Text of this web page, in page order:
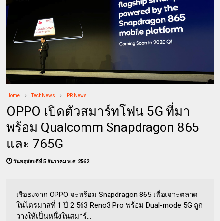
Home TechNews PR News
OPPO เปิดตัวสมาร์ทโฟน 5G ที่มา
พร้อม Qualcomm Snapdragon 865
และ 765G
วันพฤหัสบดีที่ 5 ธันวาคม พ.ศ. 2562
เรือธงจาก OPPO จะพร้อม Snapdragon 865 เพื่อเจาะตลาด
ในไตรมาสที่ 1 ปี 2 563 Reno3 Pro พร้อม Dual-mode 5G ถูก
วางให้เป็นหนึ่งในสมาร์...